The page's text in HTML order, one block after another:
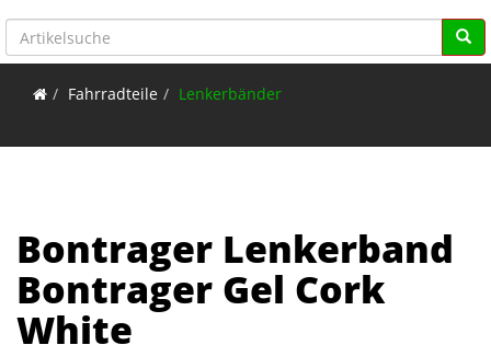
Fahrradteile Lenkerbänder
Bontrager Lenkerband
Bontrager Gel Cork
White